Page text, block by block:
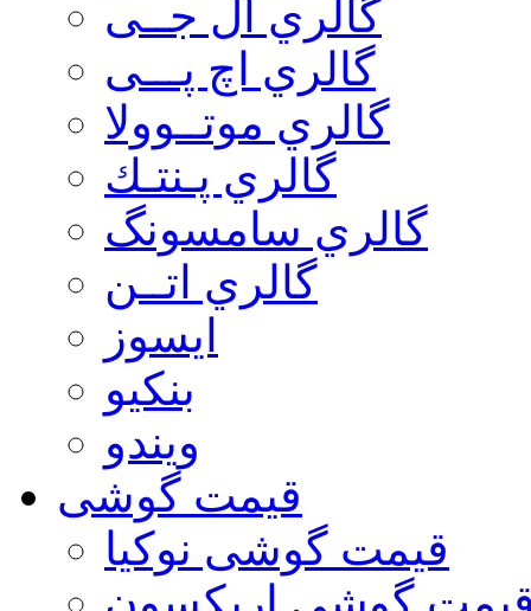
گالري ال جــی
گالري اچ پـــی
گالري موتــوولا
گالري پـنتـك
گالري سامسونگ
گالري اتــن
ایسوز
بنکیو
ویندو
قیمت گوشی
قیمت گوشی نوكيا